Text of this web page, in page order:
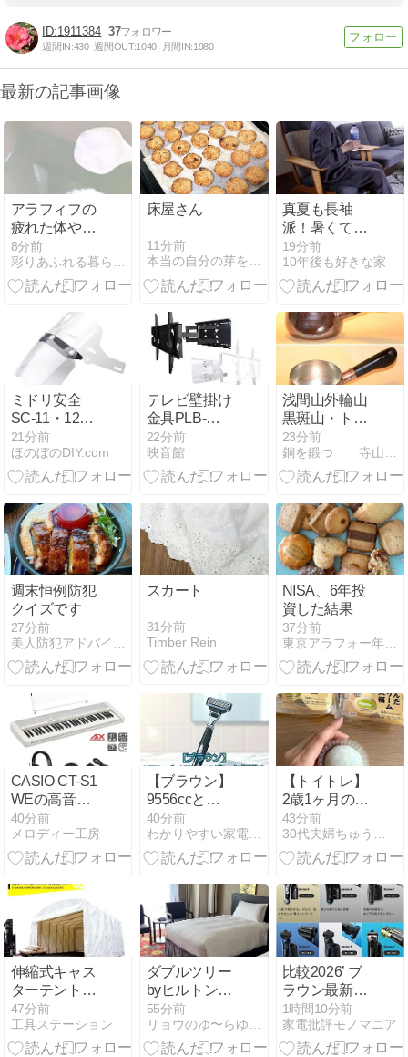
1911384 37
週間IN:430 週間OUT:1040 月間IN:1980
最新の記事画像
アラフィフの
疲れた体やお
肌のためのル
ーティーン♪毎
日のケアに欠
8分前
彩りあふれる暮らしづくり
床屋さん
11分前
本当の自分の芽を育てる
真夏も長袖
派！暑くて寝
苦しい夜にお
気に入りのガ
ーゼルームウ
19分前
10年後も好きな家
ミドリ安全
SC-11・12用
交換シールド
面セットを徹
底解説
21分前
ほのぼのDIY.com
テレビ壁掛け
金具PLB-
137Mの選び方
と設置ガイド
22分前
映音館
浅間山外輪山
黒斑山・トー
ミの頭 週末の
表コース いつ
ものやつです
型 小 No.6009
23分前
銅を鍛つ 寺山光廣の鍛造銅器
週末恒例防犯
クイズです
27分前
美人防犯アドバイザー京師美佳のちょっと役立つ防犯日記！
スカート
31分前
Timber Rein
NISA、6年投
資した結果
37分前
東京アラフォー年収1000万円のシンプルな生活
CASIO CT-S1
WEの高音質
コンパクト電
子ピアノ
40分前
メロディー工房
【ブラウン】
9556ccと
9551ccの違い
を比較！価格
と口コミでど
すすめを解説
40分前
わかりやすい家電紹介の広場
【トイトレ】
2歳1ヶ月のト
イトレと、今
めちゃめちゃ
ハマっている
43分前
30代夫婦ちゅうのズボラで楽しいくらし
伸縮式キャス
ターテント
TA336020の
選び方と活用
法
47分前
工具ステーション
ダブルツリー
byヒルトン京
都駅♡駐車場
がいつも満車
（汗）
55分前
リョウのゆ〜らゆらブログ
比較2026’ ブ
ラウン最新シ
ェーバー54機
の性能とおす
すめ・選び方
1時間10分前
家電批評モノマニア